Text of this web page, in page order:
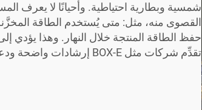
شمسية وبطارية احتياطية. وأحيانًا لا يعرف
القصوى منه، مثل: متى يُستخدم الطاقة
حفظ الطاقة المنتجة خلال النهار. وهذا يؤدي
تقدِّم شركات مثل BOX-E إرشادات واضحة ودعمًا فنيًّا.